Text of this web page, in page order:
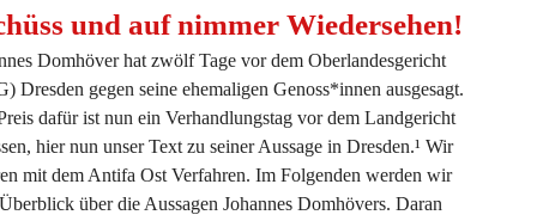
und auf nimmer Wiedersehen!
Domhöver hat zwölf Tage vor dem Oberlandesgericht
Dresden gegen seine ehemaligen Genoss*innen ausgesagt.
dafür ist nun ein Verhandlungstag vor dem Landgericht
hier nun unser Text zu seiner Aussage in Dresden.¹ Wir
mit dem Antifa Ost Verfahren. Im Folgenden werden wir
über die Aussagen Johannes Domhövers. Daran